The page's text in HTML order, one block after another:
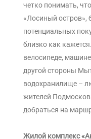
четко понимать,
«Лосиный остров»,
потенциальных
близко как
велосипеде,
другой стороны
водохранилище –
жителей
добраться на
Жилой комплекс